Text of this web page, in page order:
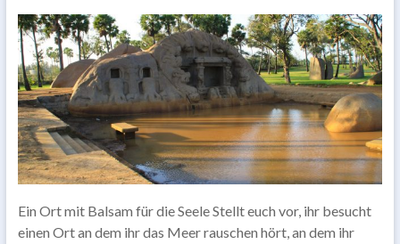
Ein Ort mit Balsam für die Seele Stellt euch vor, ihr besucht
einen Ort an dem ihr das Meer rauschen hört, an dem ihr